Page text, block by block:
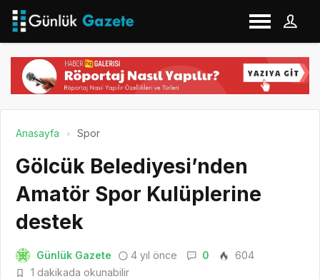
Anasayfa Spor
Gölcük Belediyesi’nden
Amatör Spor Kulüplerine
destek
Günlük Gazete 4 yıl önce 0
604
1 dakikada okunabilir